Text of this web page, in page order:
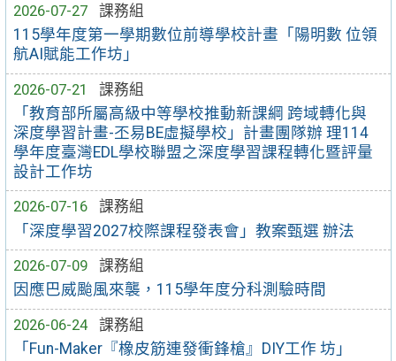
2026-07-27
課務組
115學年度第一學期數位前導學校計畫「陽明數 位領
航AI賦能工作坊」
2026-07-21
課務組
「教育部所屬高級中等學校推動新課綱 跨域轉化與
深度學習計畫-丕易BE虛擬學校」計畫團隊辦 理114
學年度臺灣EDL學校聯盟之深度學習課程轉化暨評量
設計工作坊
2026-07-16
課務組
「深度學習2027校際課程發表會」教案甄選 辦法
2026-07-09
課務組
因應巴威颱風來襲，115學年度分科測驗時間
2026-06-24
課務組
「Fun-Maker『橡皮筋連發衝鋒槍』DIY工作 坊」